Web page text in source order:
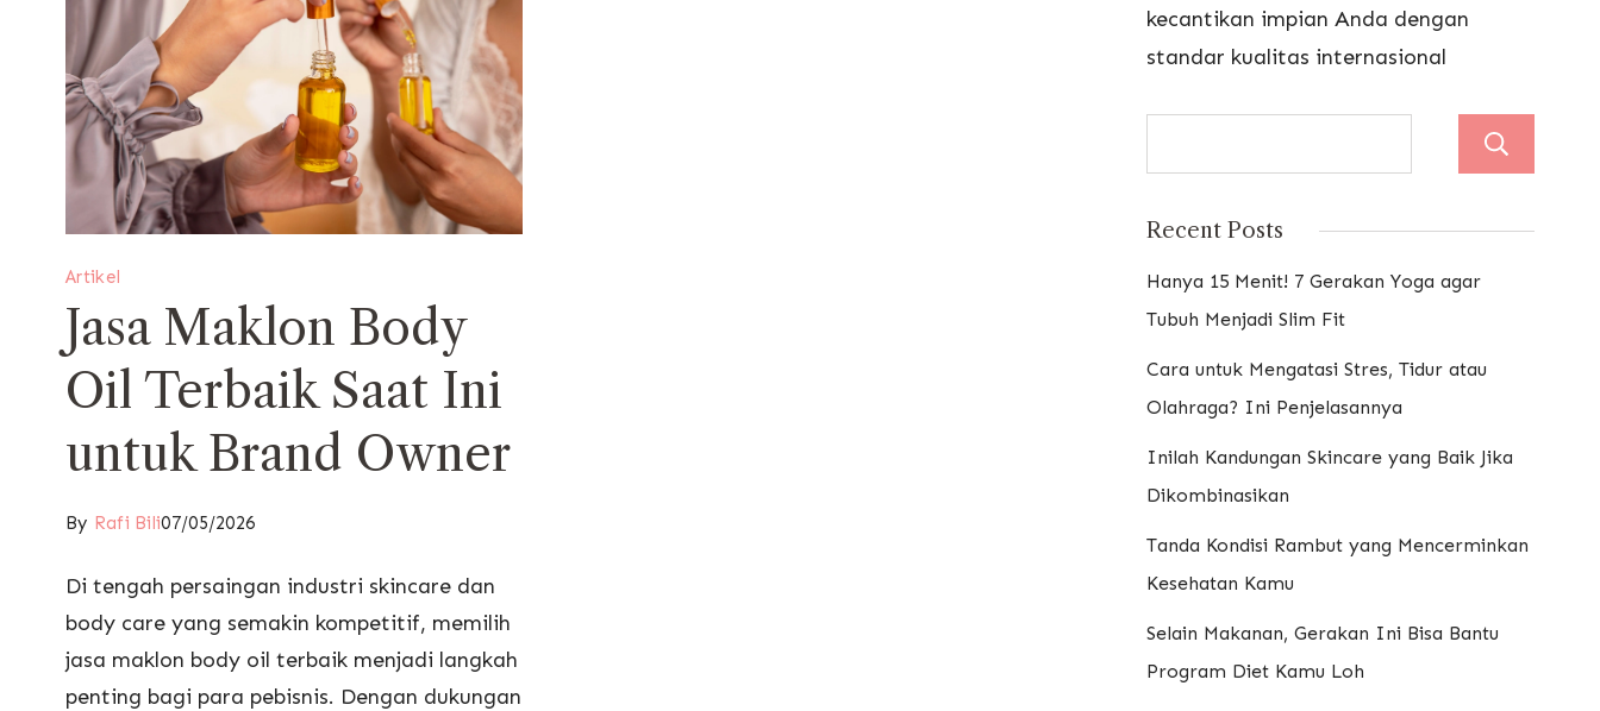
Artikel
Jasa Maklon Body
Oil Terbaik Saat Ini
untuk Brand Owner
By Rafi Bili07/05/2026
Di tengah persaingan industri skincare dan
body care yang semakin kompetitif, memilih
jasa maklon body oil terbaik menjadi langkah
penting bagi para pebisnis. Dengan dukungan
kecantikan impian Anda dengan
standar kualitas internasional
Recent Posts
Hanya 15 Menit! 7 Gerakan Yoga agar
Tubuh Menjadi Slim Fit
Cara untuk Mengatasi Stres, Tidur atau
Olahraga? Ini Penjelasannya
Inilah Kandungan Skincare yang Baik Jika
Dikombinasikan
Tanda Kondisi Rambut yang Mencerminkan
Kesehatan Kamu
Selain Makanan, Gerakan Ini Bisa Bantu
Program Diet Kamu Loh